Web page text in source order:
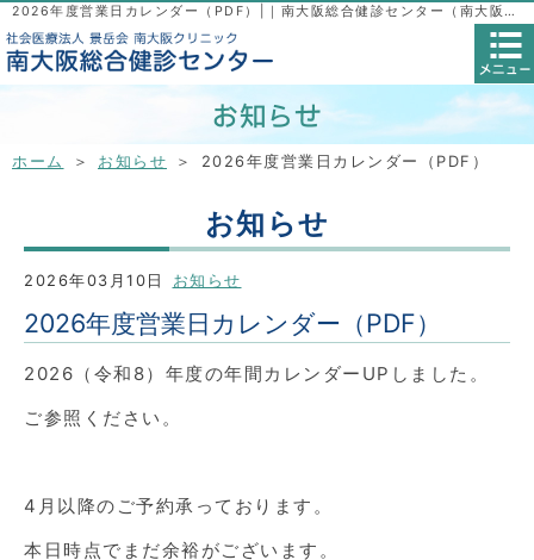
2026年度営業日カレンダー（PDF）|｜南大阪総合健診センター（南大阪クリニック）｜人間ドック・健康診断
ホーム ＞ お知らせ ＞ 2026年度営業日カレンダー（PDF）
お知らせ
2026年03月10日 お知らせ
2026年度営業日カレンダー（PDF）
2026（令和8）年度の年間カレンダーUPしました。
ご参照ください。
4月以降のご予約承っております。
本日時点でまだ余裕がございます。